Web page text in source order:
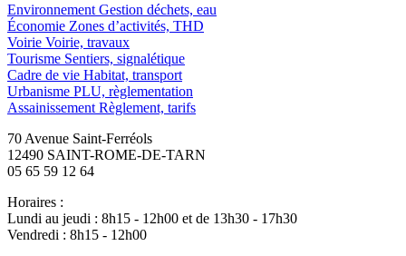
Environnement Gestion déchets, eau
Économie Zones d’activités, THD
Voirie Voirie, travaux
Tourisme Sentiers, signalétique
Cadre de vie Habitat, transport
Urbanisme PLU, règlementation
Assainissement Règlement, tarifs
70 Avenue Saint-Ferréols
12490 SAINT-ROME-DE-TARN
05 65 59 12 64
Horaires :
Lundi au jeudi : 8h15 - 12h00 et de 13h30 - 17h30
Vendredi : 8h15 - 12h00